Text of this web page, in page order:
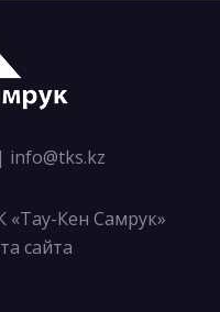
| info@tks.kz
Кен Самрук»
сайта